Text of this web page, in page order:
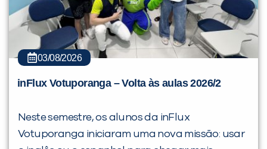
03/08/2026
inFlux Votuporanga – Volta às aulas 2026/2
Neste semestre, os alunos da inFlux
Votuporanga iniciaram uma nova missão: usar